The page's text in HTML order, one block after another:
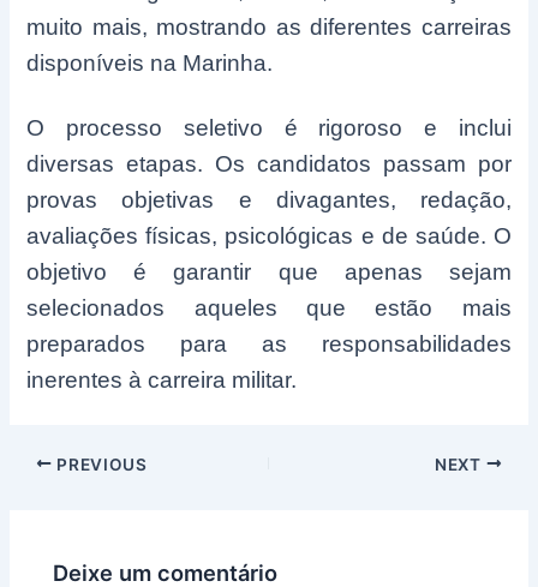
muito mais, mostrando as diferentes carreiras
disponíveis na Marinha.
O processo seletivo é rigoroso e inclui
diversas etapas. Os candidatos passam por
provas objetivas e divagantes, redação,
avaliações físicas, psicológicas e de saúde. O
objetivo é garantir que apenas sejam
selecionados aqueles que estão mais
preparados para as responsabilidades
inerentes à carreira militar.
Post
PREVIOUS NEXT
Deixe um comentário